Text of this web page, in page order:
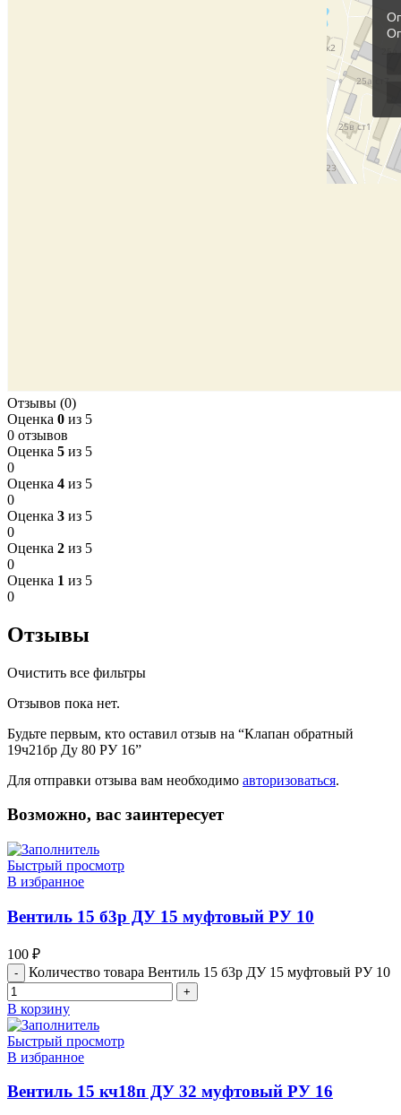
Отзывы (0)
Оценка 0 из 5
0 отзывов
Оценка 5 из 5
0
Оценка 4 из 5
0
Оценка 3 из 5
0
Оценка 2 из 5
0
Оценка 1 из 5
0
Отзывы
Очистить все фильтры
Отзывов пока нет.
Будьте первым, кто оставил отзыв на “Клапан обратный
19ч21бр Ду 80 РУ 16”
Для отправки отзыва вам необходимо авторизоваться.
Возможно, вас заинтересует
Быстрый просмотр
В избранное
Вентиль 15 б3р ДУ 15 муфтовый РУ 10
100 ₽
Количество товара Вентиль 15 б3р ДУ 15 муфтовый РУ 10
В корзину
Быстрый просмотр
В избранное
Вентиль 15 кч18п ДУ 32 муфтовый РУ 16